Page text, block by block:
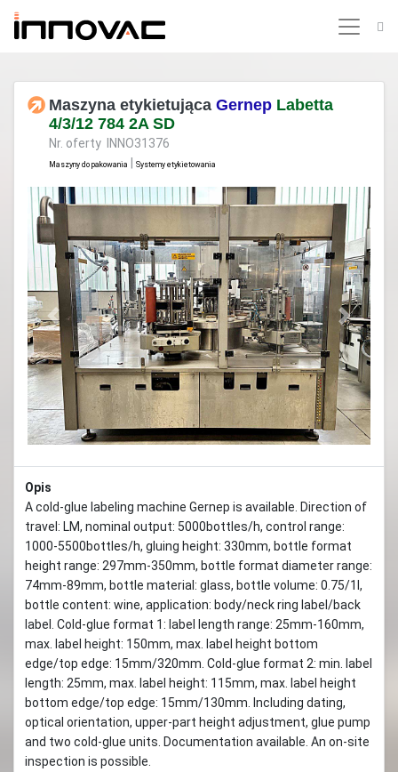
Maszyna etykietująca Gernep Labetta
4/3/12 784 2A SD
Nr. oferty INNO31376
Maszyny do pakowania Systemy etykietowania
Previous Next
Opis
A cold-glue labeling machine Gernep is available. Direction of
travel: LM, nominal output: 5000bottles/h, control range:
1000-5500bottles/h, gluing height: 330mm, bottle format
height range: 297mm-350mm, bottle format diameter range:
74mm-89mm, bottle material: glass, bottle volume: 0.75/1l,
bottle content: wine, application: body/neck ring label/back
label. Cold-glue format 1: label length range: 25mm-160mm,
max. label height: 150mm, max. label height bottom
edge/top edge: 15mm/320mm. Cold-glue format 2: min. label
length: 25mm, max. label height: 115mm, max. label height
bottom edge/top edge: 15mm/130mm. Including dating,
optical orientation, upper-part height adjustment, glue pump
and two cold-glue units. Documentation available. An on-site
inspection is possible.